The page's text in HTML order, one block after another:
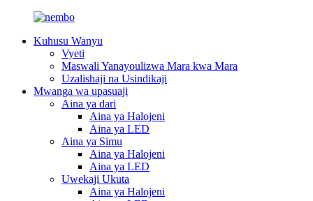
Kuhusu Wanyu
Vyeti
Maswali Yanayoulizwa Mara kwa Mara
Uzalishaji na Usindikaji
Mwanga wa upasuaji
Aina ya dari
Aina ya Halojeni
Aina ya LED
Aina ya Simu
Aina ya Halojeni
Aina ya LED
Uwekaji Ukuta
Aina ya Halojeni